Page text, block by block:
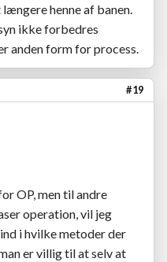
henne af banen.
ikke forbedres
anden form for process.
#19
OP, men til andre
operation, vil jeg
i hvilke metoder der
er villig til at selv at